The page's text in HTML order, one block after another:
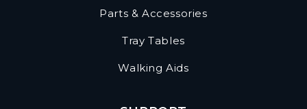
Parts & Accessories
Tray Tables
Walking Aids